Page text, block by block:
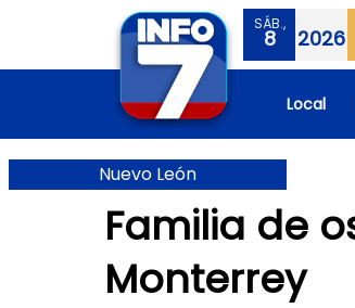
SÁB.,
8 2026
Local
Nuevo León
Familia de
Monterrey